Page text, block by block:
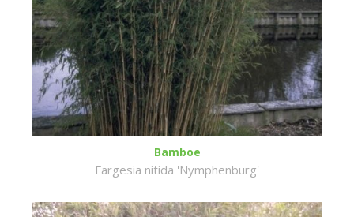
Bamboe
Fargesia nitida 'Nymphenburg'